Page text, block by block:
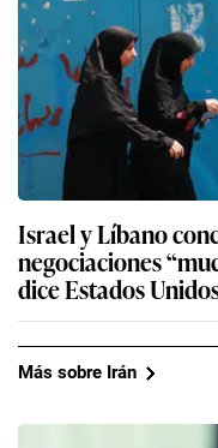
Israel y Líbano
negociaciones
dice Estados
Más sobre Irán